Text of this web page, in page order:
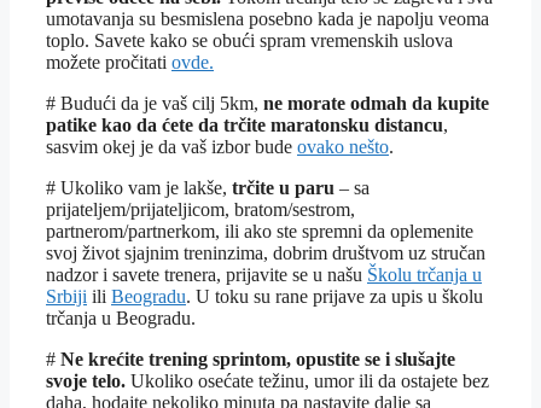
umotavanja su besmislena posebno kada je napolju veoma
toplo. Savete kako se obući spram vremenskih uslova
možete pročitati ovde.
# Budući da je vaš cilj 5km, ne morate odmah da kupite
patike kao da ćete da trčite maratonsku distancu,
sasvim okej je da vaš izbor bude ovako nešto.
# Ukoliko vam je lakše, trčite u paru – sa
prijateljem/prijateljicom, bratom/sestrom,
partnerom/partnerkom, ili ako ste spremni da oplemenite
svoj život sjajnim treninzima, dobrim društvom uz stručan
nadzor i savete trenera, prijavite se u našu Školu trčanja u
Srbiji ili Beogradu. U toku su rane prijave za upis u školu
trčanja u Beogradu.
# Ne krećite trening sprintom, opustite se i slušajte
svoje telo. Ukoliko osećate težinu, umor ili da ostajete bez
daha, hodajte nekoliko minuta pa nastavite dalje sa